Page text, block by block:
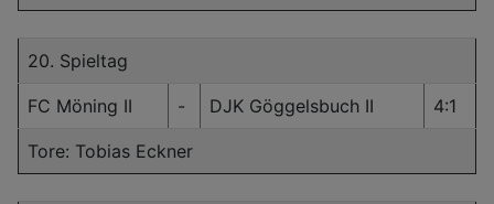
20. Spieltag
FC Möning II - DJK Göggelsbuch II 4:1
Tore: Tobias Eckner